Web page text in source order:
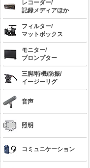
レコーダー/
記録メディアほか
フィルター/
マットボックス
モニター/
プロンプター
三脚/特機/防振/
イージーリグ
音声
照明
コミュニケーション